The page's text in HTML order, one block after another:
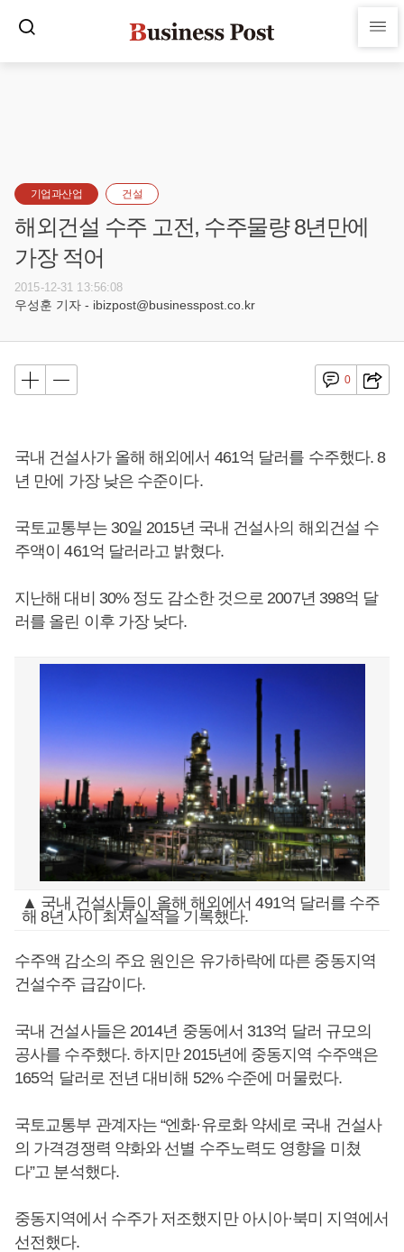
기업과산업 건설
해외건설 수주 고전, 수주물량 8년만에
가장 적어
2015-12-31 13:56:08
우성훈 기자 - ibizpost@businesspost.co.kr
0
국내 건설사가 올해 해외에서 461억 달러를 수주했다. 8
년 만에 가장 낮은 수준이다.
국토교통부는 30일 2015년 국내 건설사의 해외건설 수
주액이 461억 달러라고 밝혔다.
지난해 대비 30% 정도 감소한 것으로 2007년 398억 달
러를 올린 이후 가장 낮다.
▲ 국내 건설사들이 올해 해외에서 491억 달러를 수주
해 8년 사이 최저실적을 기록했다.
수주액 감소의 주요 원인은 유가하락에 따른 중동지역
건설수주 급감이다.
국내 건설사들은 2014년 중동에서 313억 달러 규모의
공사를 수주했다. 하지만 2015년에 중동지역 수주액은
165억 달러로 전년 대비해 52% 수준에 머물렀다.
국토교통부 관계자는 “엔화·유로화 약세로 국내 건설사
의 가격경쟁력 약화와 선별 수주노력도 영향을 미쳤
다”고 분석했다.
중동지역에서 수주가 저조했지만 아시아·북미 지역에서
선전했다.